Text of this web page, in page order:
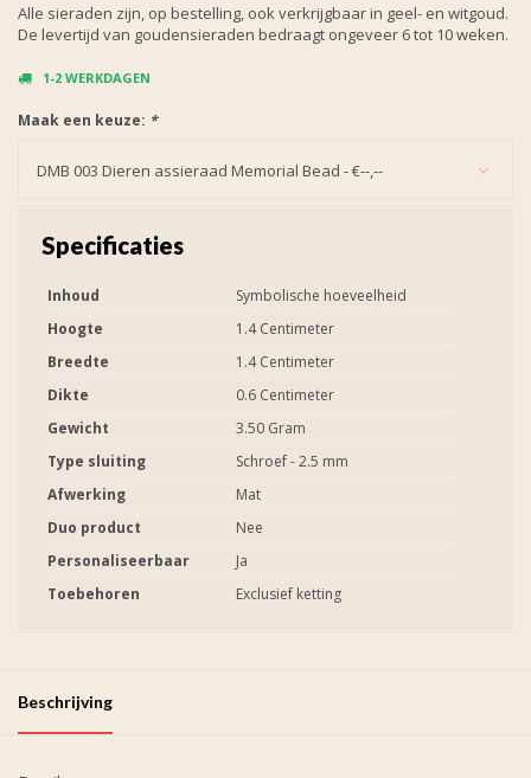
Alle sieraden zijn, op bestelling, ook verkrijgbaar in geel- en witgoud.
De levertijd van goudensieraden bedraagt ongeveer 6 tot 10 weken.
1-2 WERKDAGEN
Maak een keuze: *
DMB 003 Dieren assieraad Memorial Bead - €--,--
Specificaties
Inhoud
Symbolische hoeveelheid
Hoogte
1.4 Centimeter
Breedte
1.4 Centimeter
Dikte
0.6 Centimeter
Gewicht
3.50 Gram
Type sluiting
Schroef - 2.5 mm
Afwerking
Mat
Duo product
Nee
Personaliseerbaar
Ja
Toebehoren
Exclusief ketting
Beschrijving